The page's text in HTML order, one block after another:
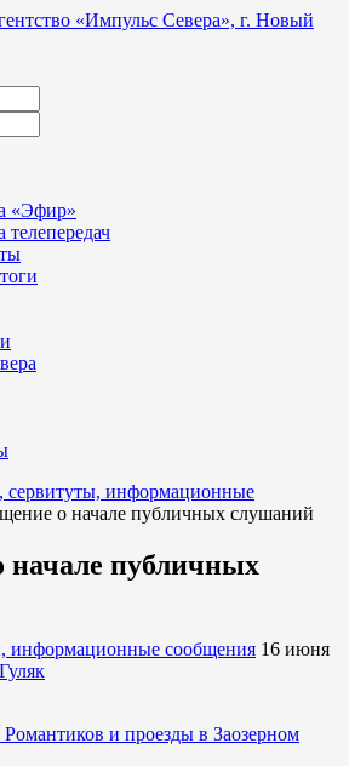
«Эфир»
информационные
о начале публичных слушаний
начале публичных
информационные сообщения 16 июня
и проезды в Заозерном